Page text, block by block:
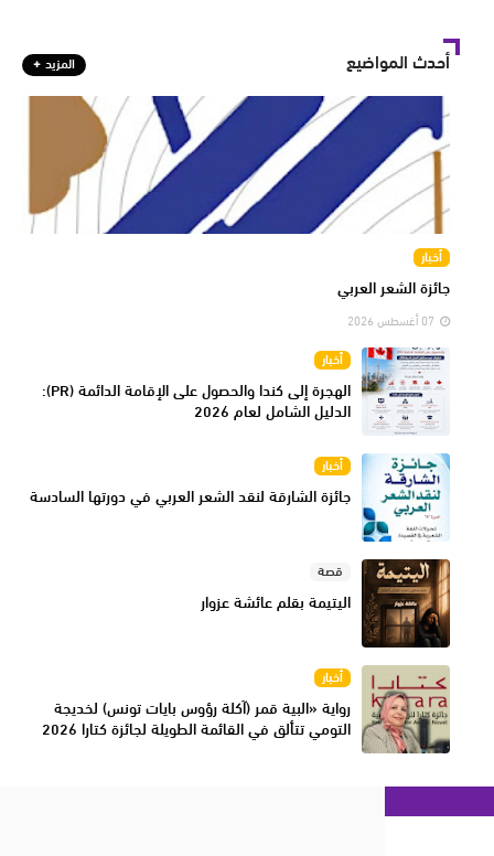
أحدث المواضيع المزيد
أخبار
جائزة الشعر العربي
07 أغسطس 2026
أخبار
الهجرة إلى كندا والحصول على الإقامة الدائمة (PR):
الدليل الشامل لعام 2026
أخبار
جائزة الشارقة لنقد الشعر العربي في دورتها السادسة
قصة
اليتيمة بقلم عائشة عزوار
أخبار
رواية «البية قمر (آكلة رؤوس بايات تونس) لخديجة
التومي تتألق في القائمة الطويلة لجائزة كتارا 2026